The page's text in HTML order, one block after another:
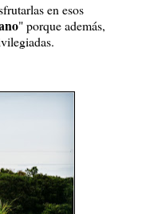
en esos
" porque además,